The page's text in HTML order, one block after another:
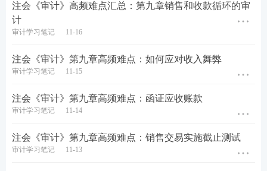
编制基础的可接受性时，下列各项中通常无需考虑的
是（）。
A. 被审计单位管理层的责任
C. 财务报表的目的
D. 财务报表的性质
注会《审计》高频难点汇总：第九章销售和收款循环的审
计
审计学习笔记 11-16
注会《审计》第九章高频难点：如何应对收入舞弊
审计学习笔记 11-15
注会《审计》第九章高频难点：函证应收账款
审计学习笔记 11-14
注会《审计》第九章高频难点：销售交易实施截止测试
审计学习笔记 11-13